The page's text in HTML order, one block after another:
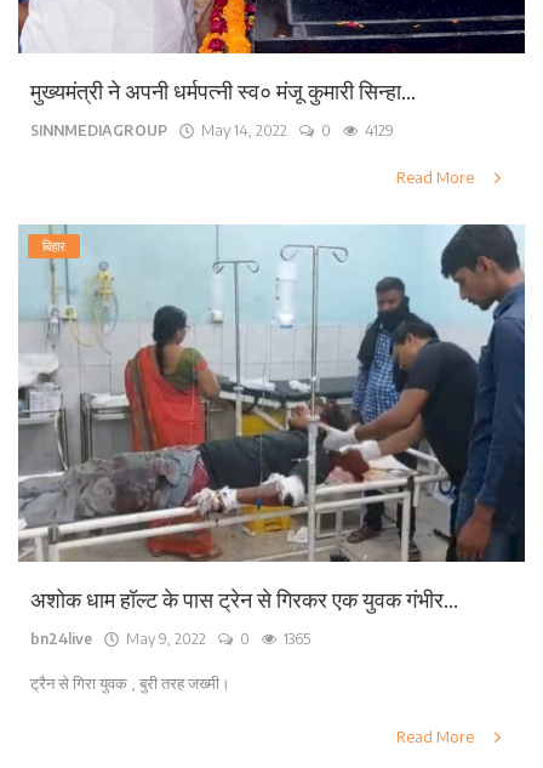
मुख्यमंत्री ने अपनी धर्मपत्नी स्व० मंजू कुमारी सिन्हा...
SINNMEDIAGROUP May 14, 2022 0 4129
Read More
बिहार
अशोक धाम हॉल्ट के पास ट्रेन से गिरकर एक युवक गंभीर...
bn24live May 9, 2022 0 1365
ट्रैन से गिरा युवक , बुरी तरह जख्मी।
Read More